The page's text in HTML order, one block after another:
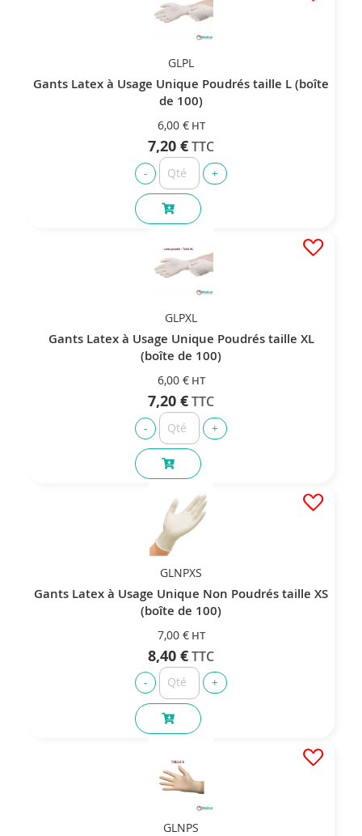
GLPL
Gants Latex à Usage Unique Poudrés taille L (boîte
de 100)
6,00 €
7,20 €
GLPXL
Gants Latex à Usage Unique Poudrés taille XL
(boîte de 100)
6,00 €
7,20 €
GLNPXS
Gants Latex à Usage Unique Non Poudrés taille XS
(boîte de 100)
7,00 €
8,40 €
GLNPS